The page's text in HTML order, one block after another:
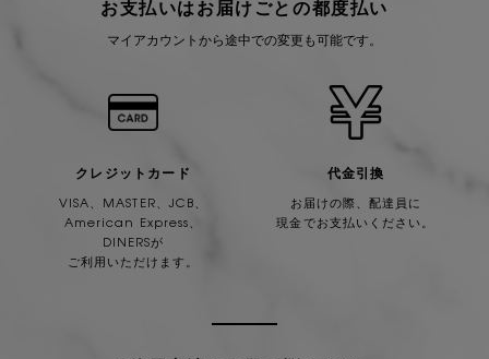
お支払いはお届けごとの都度払い
マイアカウントから途中での変更も可能です。
クレジットカード
VISA、MASTER、JCB、
American Express、
DINERSが
ご利用いただけます。
代金引換
お届けの際、配達員に
現金でお支払いください。